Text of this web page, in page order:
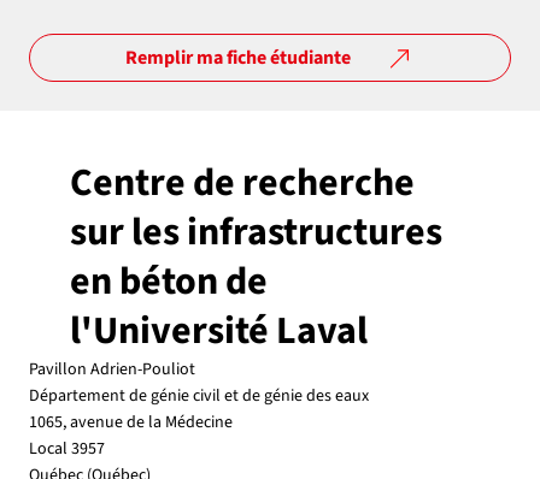
Remplir ma fiche étudiante
Centre de recherche
sur les infrastructures
en béton de
l'Université Laval
Pavillon Adrien-Pouliot
Département de génie civil et de génie des eaux
1065, avenue de la Médecine
Local 3957